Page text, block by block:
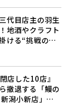
代目店主の羽生
地酒やクラフト
ける“挑戦の歴
店した10店』
撤退する「鰻の
潟小新店」が